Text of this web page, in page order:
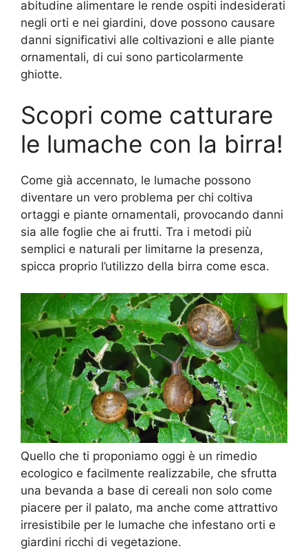
abitudine alimentare le rende ospiti indesiderati
negli orti e nei giardini, dove possono causare
danni significativi alle coltivazioni e alle piante
ornamentali, di cui sono particolarmente
ghiotte.
Scopri come catturare
le lumache con la birra!
Come già accennato, le lumache possono
diventare un vero problema per chi coltiva
ortaggi e piante ornamentali, provocando danni
sia alle foglie che ai frutti. Tra i metodi più
semplici e naturali per limitarne la presenza,
spicca proprio l’utilizzo della birra come esca.
Quello che ti proponiamo oggi è un rimedio
ecologico e facilmente realizzabile, che sfrutta
una bevanda a base di cereali non solo come
piacere per il palato, ma anche come attrattivo
irresistibile per le lumache che infestano orti e
giardini ricchi di vegetazione.